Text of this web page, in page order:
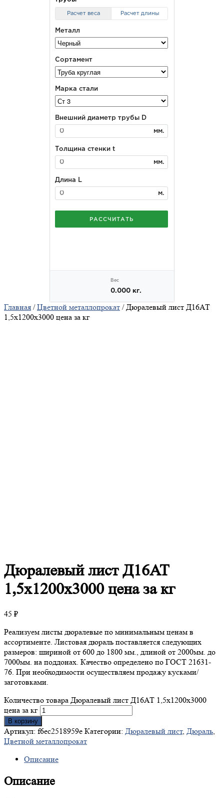
Главная /Цветной металлопрокат / Дюралевый лист Д16АТ
1,5х1200х3000 цена за кг
Дюралевыйлист Д16АТ
1,5х1200х3000 цена за кг
45 ₽
Реализуем листы дюралевые по минимальным ценам в
ассортименте. Листовая дюраль поставляется следующих
размеров: шириной от 600 до 1800 мм., длиной от 2000мм. до
7000мм. на поддонах. Качество определено по ГОСТ 21631-
76. При необходимости осуществляем продажу кусками/
заготовками.
Количество товара Дюралевый лист Д16АТ 1,5х1200х3000
цена за кг
В корзину
Артикул: f6ec2518959e Категории: Дюралевый лист, Дюраль,
Цветной металлопрокат
Описание
Описание